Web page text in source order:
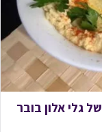
גלי אלון בובר